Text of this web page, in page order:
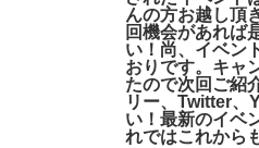
んの方お越し頂
回機会があれば
い！尚、イベン
おりです。キャ
たので次回ご紹
リー、Twitter、
い！最新のイベ
れではこれから